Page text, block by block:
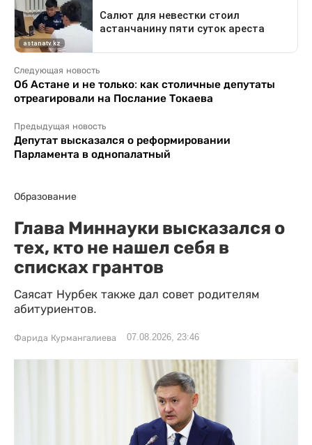
Следующая новость
Об Астане и не только: как столичные депутаты
отреагировали на Послание Токаева
Предыдущая новость
Депутат высказался о реформировании
Парламента в однопалатный
Образование
Глава Миннауки высказался о
тех, кто не нашел себя в
списках грантов
Саясат Нурбек также дал совет родителям
абитуриентов.
Фарида Курмангалиева 07.08.2026, 23:46